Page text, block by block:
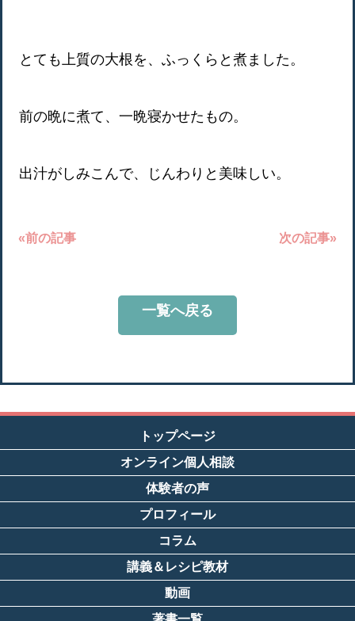
とても上質の大根を、ふっくらと煮ました。
前の晩に煮て、一晩寝かせたもの。
出汁がしみこんで、じんわりと美味しい。
«前の記事 次の記事»
一覧へ戻る
トップページ
オンライン個人相談
体験者の声
プロフィール
コラム
講義＆レシピ教材
動画